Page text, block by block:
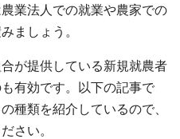
業法人での就業や農家での
ましょう。
が提供している新規就農者
有効です。以下の記事で
種類を紹介しているので、
さい。